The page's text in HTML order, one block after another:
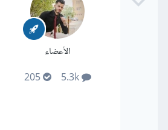
الأعضاء
5.3k
205